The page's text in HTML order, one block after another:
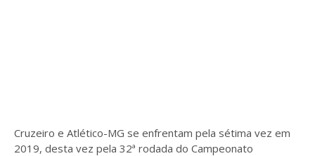
Cruzeiro e Atlético-MG se enfrentam pela sétima vez em
2019, desta vez pela 32ª rodada do Campeonato